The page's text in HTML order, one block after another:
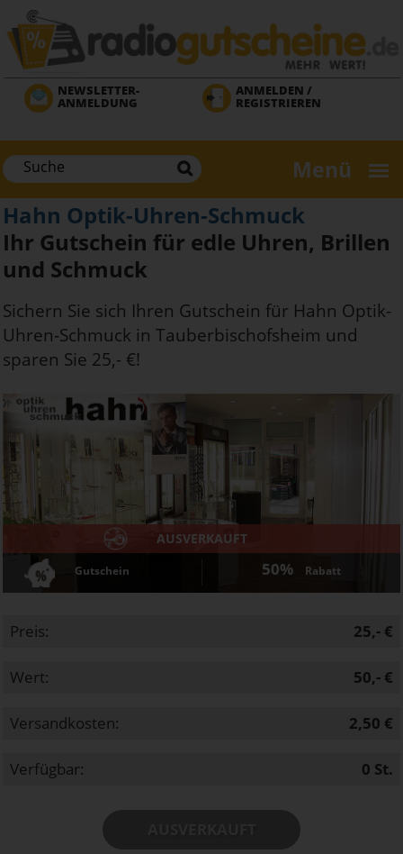
Direkt
zum
Inhalt
NEWSLETTER-
ANMELDUNG
ANMELDEN /
REGISTRIEREN
Menü
Hahn Optik-Uhren-Schmuck
Ihr Gutschein für edle Uhren, Brillen
und Schmuck
Sichern Sie sich Ihren Gutschein für Hahn Optik-
Uhren-Schmuck in Tauberbischofsheim und
sparen Sie 25,- €!
AUSVERKAUFT
Gutschein 50% Rabatt
Preis: 25,- €
Wert: 50,- €
Versandkosten: 2,50 €
Verfügbar: 0 St.